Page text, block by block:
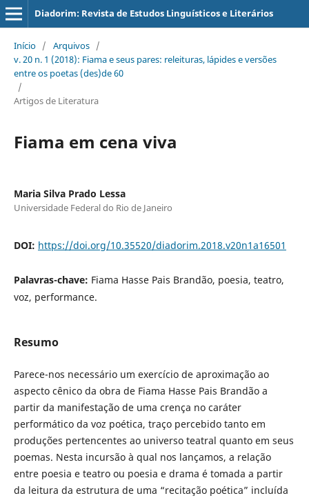
Diadorim: Revista de Estudos Linguísticos e Literários
Início / Arquivos /
v. 20 n. 1 (2018): Fiama e seus pares: releituras, lápides e versões
entre os poetas (des)de 60
/
Artigos de Literatura
Fiama em cena viva
Maria Silva Prado Lessa
Universidade Federal do Rio de Janeiro
DOI: https://doi.org/10.35520/diadorim.2018.v20n1a16501
Palavras-chave: Fiama Hasse Pais Brandão, poesia, teatro,
voz, performance.
Resumo
Parece-nos necessário um exercício de aproximação ao
aspecto cênico da obra de Fiama Hasse Pais Brandão a
partir da manifestação de uma crença no caráter
performático da voz poética, traço percebido tanto em
produções pertencentes ao universo teatral quanto em seus
poemas. Nesta incursão à qual nos lançamos, a relação
entre poesia e teatro ou poesia e drama é tomada a partir
da leitura da estrutura de uma “recitação poética” incluída